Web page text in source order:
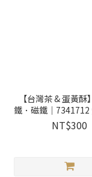
【台灣茶 & 蛋黃酥
鐵．磁鐵｜7341712
NT$300